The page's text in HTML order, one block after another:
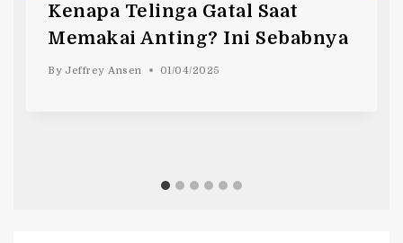
Kenapa Telinga Gatal Saat
Memakai Anting? Ini Sebabnya
By Jeffrey Ansen 01/04/2025